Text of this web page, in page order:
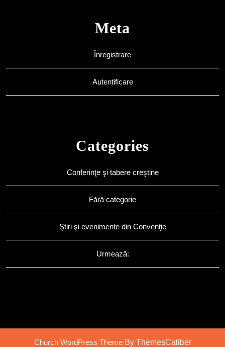
Meta
Înregistrare
Autentificare
Categories
Conferinţe şi tabere creştine
Fără categorie
Ştiri şi evenimente din Convenţie
Urmează:
Church WordPress ThemeBy ThemesCaliber